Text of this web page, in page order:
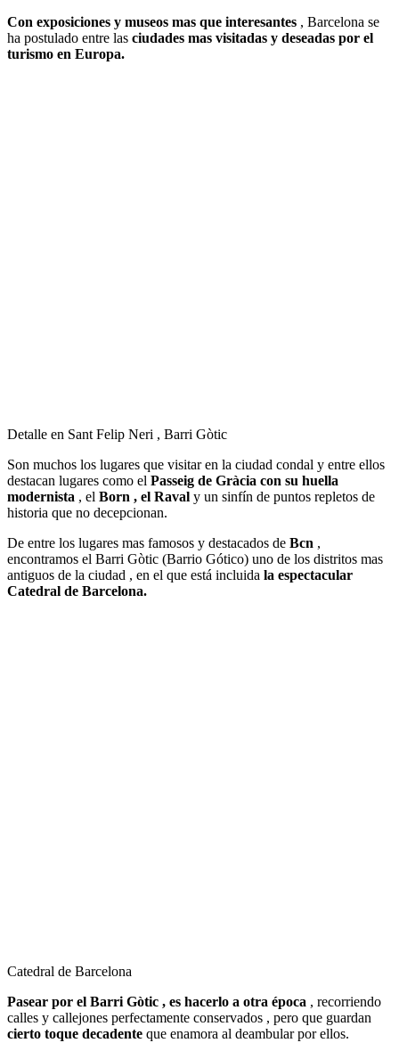
Con exposiciones y museos mas que interesantes , Barcelona se
ha postulado entre las ciudades mas visitadas y deseadas por el
turismo en Europa.
Detalle en Sant Felip Neri , Barri Gòtic
Son muchos los lugares que visitar en la ciudad condal y entre ellos
destacan lugares como el Passeig de Gràcia con su huella
modernista , el Born , el Raval y un sinfín de puntos repletos de
historia que no decepcionan.
De entre los lugares mas famosos y destacados de Bcn ,
encontramos el Barri Gòtic (Barrio Gótico) uno de los distritos mas
antiguos de la ciudad , en el que está incluida la espectacular
Catedral de Barcelona.
Catedral de Barcelona
Pasear por el Barri Gòtic , es hacerlo a otra época , recorriendo
calles y callejones perfectamente conservados , pero que guardan
cierto toque decadente que enamora al deambular por ellos.